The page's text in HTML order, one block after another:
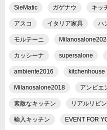
SieMatic ガゲナウ キッ
アスコ イタリア家具 ハ
モルテーニ
カッシーナ supersalone
ambiente2016 kitchenhouse
Milanosalone2018 アンビエ
素敵なキッチン リアルリビ
輸入キッチン EVENT FOR